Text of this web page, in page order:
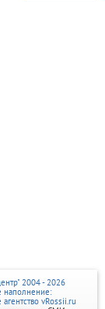
2004 - 2026
наполнение:
vRossii.ru